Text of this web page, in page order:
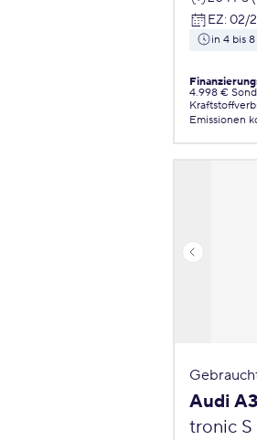
EZ: 02/
in 4 bis
4.998 €
Emissionen
Audi A3
tronic